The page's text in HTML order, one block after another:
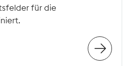
für die